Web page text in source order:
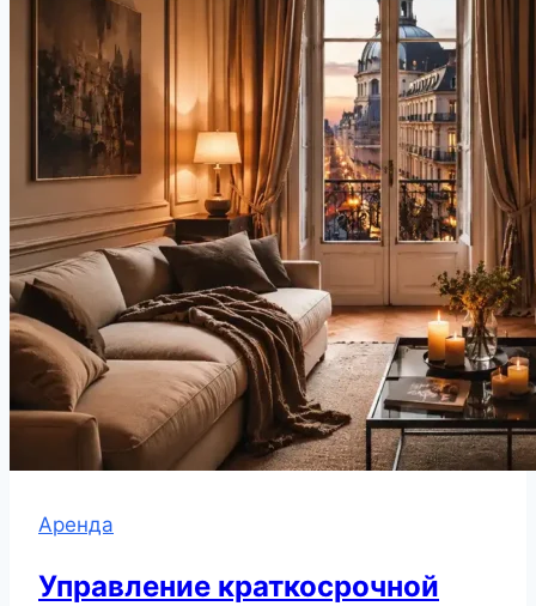
Аренда
Управление краткосрочной